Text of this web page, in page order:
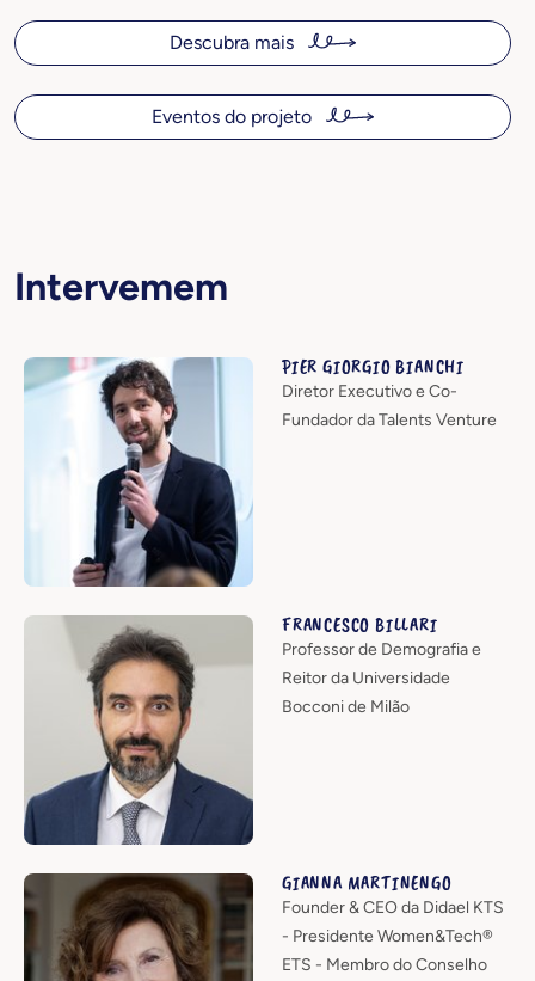
Descubra mais
Eventos do projeto
Intervemem
PIER GIORGIO BIANCHI
Diretor Executivo e Co-
Fundador da Talents Venture
FRANCESCO BILLARI
Professor de Demografia e
Reitor da Universidade
Bocconi de Milão
GIANNA MARTINENGO
Founder & CEO da Didael KTS
- Presidente Women&Tech®
ETS - Membro do Conselho